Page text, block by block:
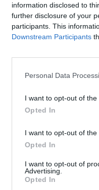
information disclosed to
further disclosure of your
participants. This
Downstream Participants
Personal Data
I want to opt-out of the
Opted In
I want to opt-out of the
Opted In
I want to opt-out of
Advertising.
Opted In
ESCOLHER
AGARRAR UN BRAINROT